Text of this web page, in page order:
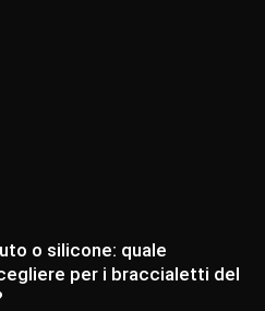
o silicone: quale
per i braccialetti del